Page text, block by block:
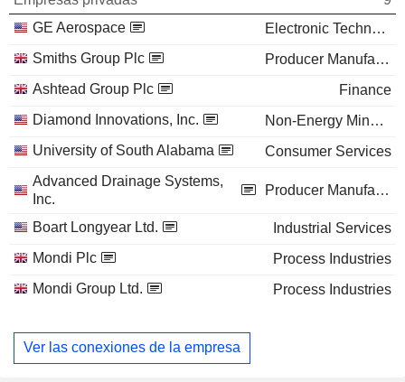
GE Aerospace
Electronic Technology
Smiths Group Plc
Producer Manufacturing
Ashtead Group Plc
Finance
Diamond Innovations, Inc.
Non-Energy Minerals
University of South Alabama
Consumer Services
Advanced Drainage Systems,
Inc.
Producer Manufacturing
Boart Longyear Ltd.
Industrial Services
Mondi Plc
Process Industries
Mondi Group Ltd.
Process Industries
Ver las conexiones de la empresa